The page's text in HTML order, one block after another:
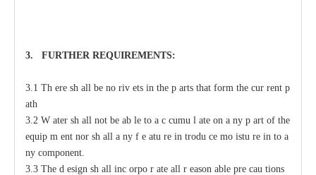
3. FURTHER REQUIREMENTS:
3.1 Th ere sh all be no riv ets in the p arts that form the cur rent p
ath
3.2 W ater sh all not be ab le to a c cumu l ate on a ny p art of the
equip m ent nor sh all a ny f e atu re in trodu ce mo istu re in to a
ny component.
3.3 The d esign sh all inc orpo r ate all r eason able pre cau tions